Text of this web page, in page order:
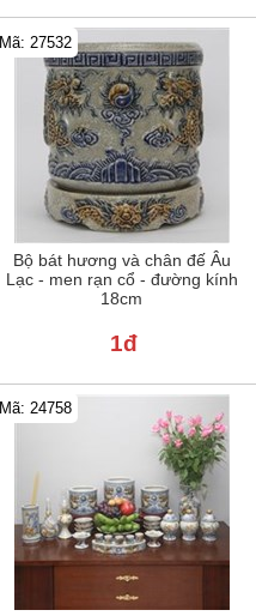
Bộ bát hương và chân đế Âu
Lạc - men rạn cổ - đường kính
18cm
Mã: 27532
1đ
Mã: 24758